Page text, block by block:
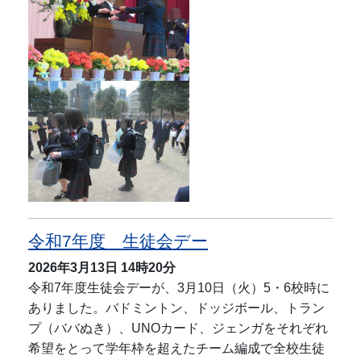
令和7年度 生徒会デー
2026年3月13日 14時20分
令和7年度生徒会デーが、3月10日（火）5・6校時に
ありました。バドミントン、ドッジボール、トラン
プ（ババぬき）、UNOカード、ジェンガをそれぞれ
希望をとって学年枠を超えたチーム編成で全校生徒